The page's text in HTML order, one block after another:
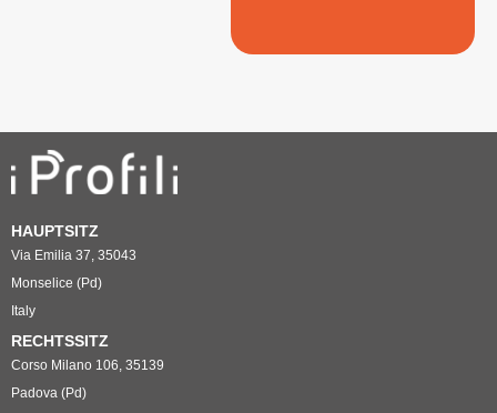
HAUPTSITZ
Via Emilia 37, 35043
Monselice (Pd)
Italy
RECHTSSITZ
Corso Milano 106, 35139
Padova (Pd)